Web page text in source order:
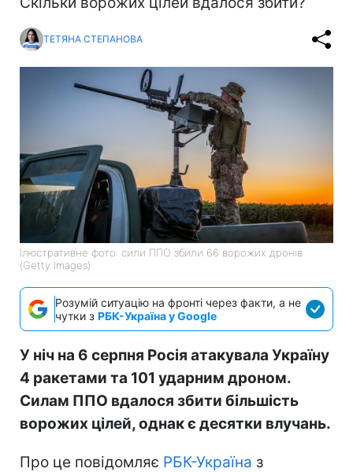
ТЕТЯНА СТЕПАНОВА
Ілюстративне фото: сили ППО збили 66 ворожих дронів
(Getty Images)
Розумій ситуацію на фронті через факти, а не
чутки з РБК-Україна у Google
У ніч на 6 серпня Росія атакувала Україну
4 ракетами та 101 ударним дроном.
Силам ППО вдалося збити більшість
ворожих цілей, однак є десятки влучань.
Про це повідомляє РБК-Україна з